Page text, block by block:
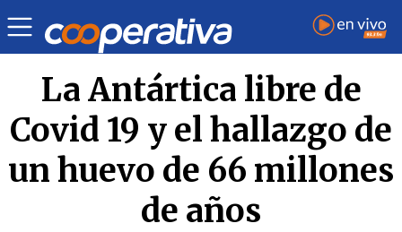
Opinión | Ciencia y tecnología | Ignacio Vidaurrázaga
La Antártica libre de
Covid 19 y el hallazgo de
un huevo de 66 millones
de años